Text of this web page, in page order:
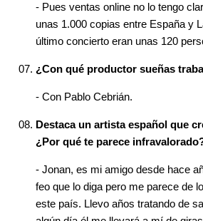
- Pues ventas online no lo tengo
unas 1.000 copias entre España y
último concierto eran unas 120
¿Con qué productor sueñas
- Con Pablo Cebrián.
Destaca un artista español que
¿Por qué te parece
- Jonan, es mi amigo desde hace
feo que lo diga pero me parece de
este país. Llevo años tratando de